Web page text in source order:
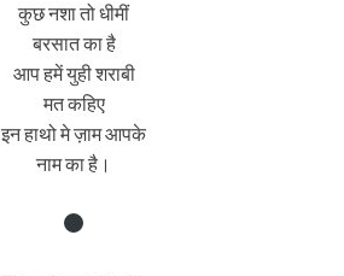
कुछ नशा तो धीमीं
बरसात का है
आप हमें युही शराबी
मत कहिए
इन हाथो मे ज़ाम आपके
नाम का है।